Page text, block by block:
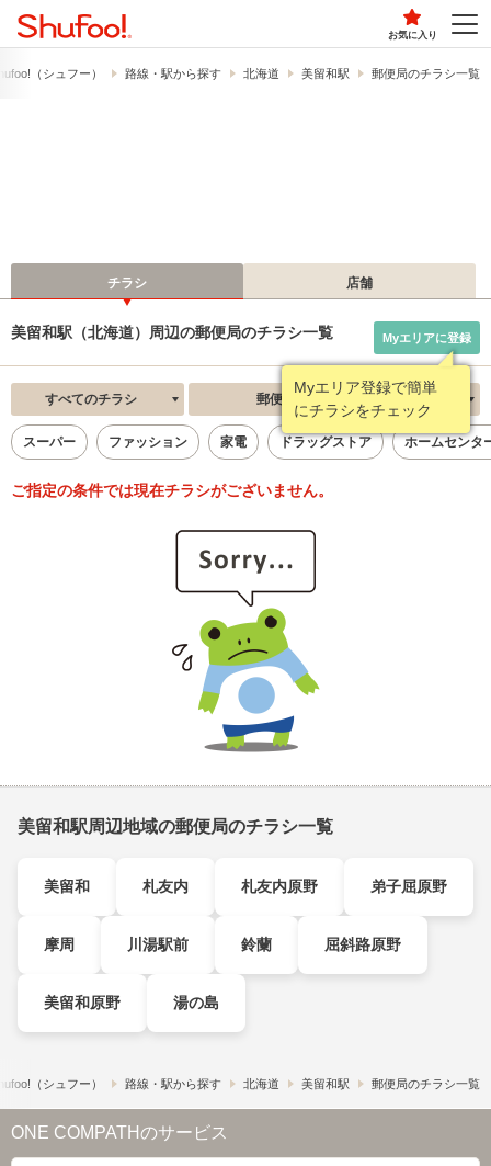
お気に入り
（シュフー） 路線・駅から探す 北海道 美留和駅 郵便局のチラシ一覧
チラシ 店舗
美留和駅（北海道）周辺の郵便局のチラシ一覧
Myエリア登録で簡単
にチラシをチェック
Myエリアに登録
すべてのチラシ 郵便局 新着順
スーパー ファッション 家電 ドラッグストア ホームセンタ
ご指定の条件では現在チラシがございません。
美留和駅周辺地域の郵便局のチラシ一覧
美留和 札友内 札友内原野 弟子屈原野
摩周 川湯駅前 鈴蘭 屈斜路原野
美留和原野 湯の島
（シュフー） 路線・駅から探す 北海道 美留和駅 郵便局のチラシ一覧
ONE COMPATHのサービス